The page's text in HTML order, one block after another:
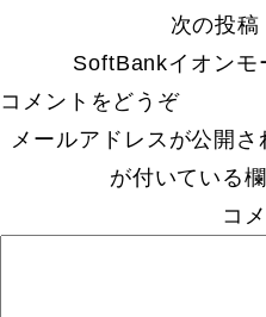
次の投稿
SoftBankイオンモ
コメントをどうぞ
メールアドレスが公開さ
が付いている
コ